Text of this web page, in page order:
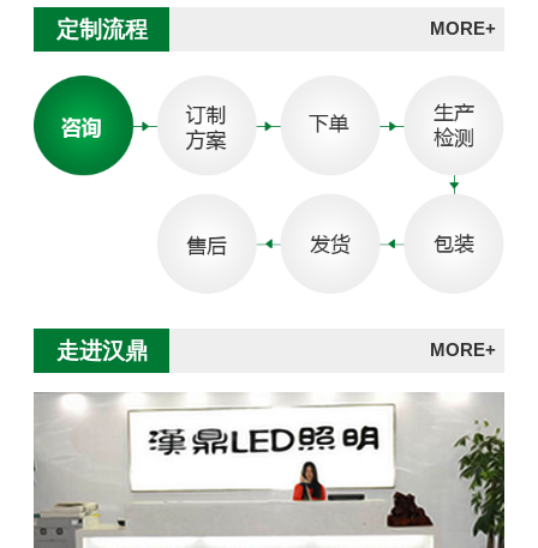
定制流程 MORE+
走进汉鼎 MORE+